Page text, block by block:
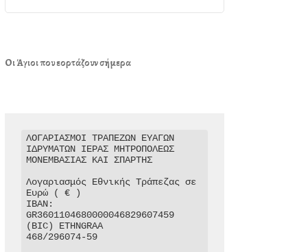
Οι Άγιοι που εορτάζουν σήμερα
ΛΟΓΑΡΙΑΣΜΟΙ ΤΡΑΠΕΖΩΝ ΕΥΑΓΩΝ
ΙΔΡΥΜΑΤΩΝ ΙΕΡΑΣ ΜΗΤΡΟΠΟΛΕΩΣ
ΜΟΝΕΜΒΑΣΙΑΣ ΚΑΙ ΣΠΑΡΤΗΣ
Λογαριασμός Εθνικής Τράπεζας σε
Ευρώ ( € )
IBAN:
GR3601104680000046829607459
(BIC) ETHNGRAA
468/296074-59